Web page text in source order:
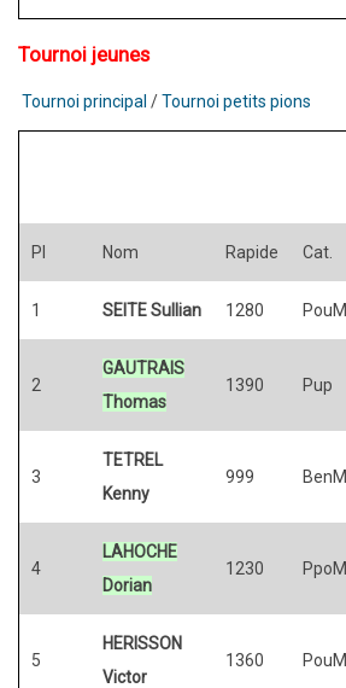
Tournoi jeunes
Tournoi principal /Tournoi petits pions
Pl Nom Rapide Cat.
1 SEITE Sullian 1280 PouM
2
GAUTRAIS
Thomas
1390 Pup
3
TETREL
Kenny
999 BenM
4
LAHOCHE
Dorian
1230 PpoM
5
HERISSON
Victor
1360 PouM